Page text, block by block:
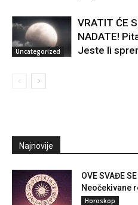
Uncategorized
VRATIT ĆE
NADATE!
Jeste li
Najnovije
OVE SVAĐE
Neočekivane
Horoskop